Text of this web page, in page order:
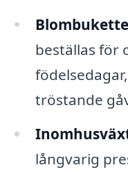
beställas för
tröstande
långvarig